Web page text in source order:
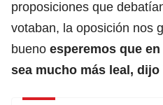
proposiciones que
votaban, la oposición nos
bueno esperemos que
sea mucho más leal, dijo